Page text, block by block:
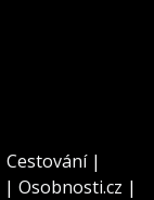
Cestování|
| Osobnosti.cz |